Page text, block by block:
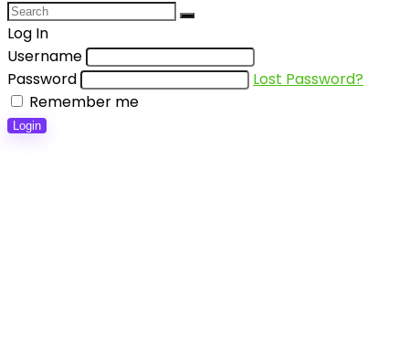
Log In
Username
Password
Lost Password?
Remember me
Login